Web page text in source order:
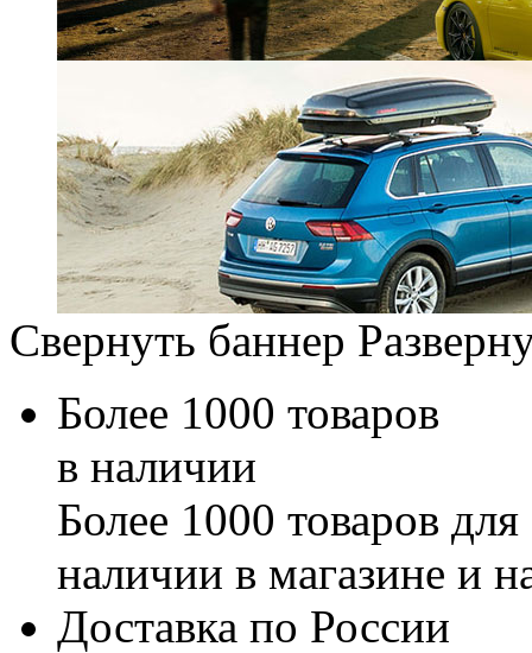
Свернуть баннер
Более 1000 товаров
в наличии
Более 1000 товаров
наличии в магазине и
Доставка по России